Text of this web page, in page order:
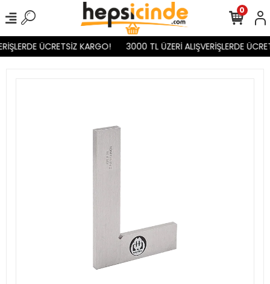
ÜCRETSİZ KARGO! 3000 TL ÜZERİ ALIŞVERİŞLERDE
0